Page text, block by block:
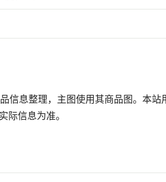
信息整理，主图使用其商品图。本站
际信息为准。